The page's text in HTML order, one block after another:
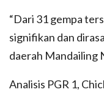
“Dari 31 gempa
signifikan dan
daerah Mandailing
Analisis PGR 1,